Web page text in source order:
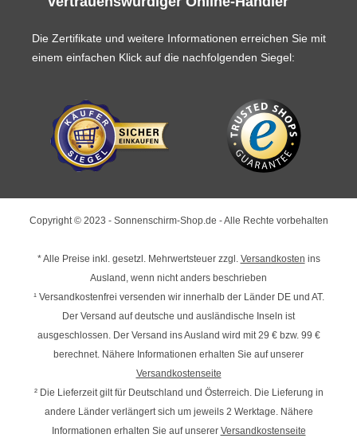
Die Zertifikate und weitere Informationen erreichen Sie mit
einem einfachen Klick auf die nachfolgenden Siegel:
Copyright © 2023 - Sonnenschirm-Shop.de - Alle Rechte vorbehalten
* Alle Preise inkl. gesetzl. Mehrwertsteuer zzgl. Versandkosten ins
Ausland, wenn nicht anders beschrieben
¹ Versandkostenfrei versenden wir innerhalb der Länder DE und AT.
Der Versand auf deutsche und ausländische Inseln ist
ausgeschlossen. Der Versand ins Ausland wird mit29 € bzw. 99 €
berechnet. Nähere Informationen erhalten Sie auf unserer
Versandkostenseite
² Die Lieferzeit gilt für Deutschland und Österreich. Die Lieferung in
andere Länder verlängert sich um jeweils 2 Werktage. Nähere
Informationen erhalten Sie auf unserer Versandkostenseite